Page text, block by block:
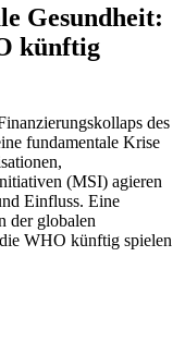
Gesundheit:
künftig
des
fundamentale Krise
(MSI) agieren
Einfluss. Eine
der globalen
WHO künftig spielen